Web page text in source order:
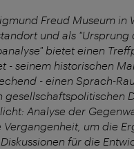
Freud Museum in
und als "Ursprung
bietet einen
- seinem historischen
- einen Sprach-
gesellschaftspolitischen
Analyse der
Vergangenheit, um die
für die